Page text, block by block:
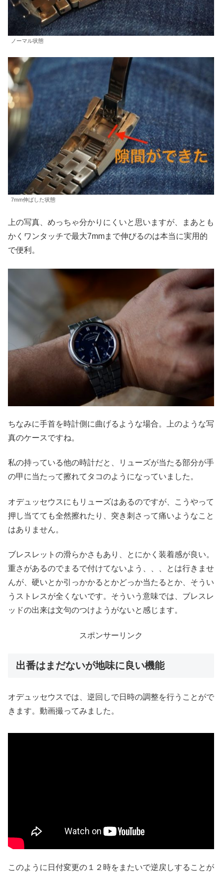
ノーマル状態
7mm伸ばした状態
上の写真、めっちゃ分かりにくいと思いますが、まあとも
かくワンタッチで最大7mmまで伸びるのは本当に実用的
で便利。
ちなみに手首を時計側に曲げるような場合。上のような写
真のケースですね。
私の持っている他の時計だと、リューズが当たる部分が手
の甲に当たって擦れてタコのようになっていました。
オデュッセウスにもリューズはあるのですが、こうやって
押し当てても全然擦れたり、突き刺さって痛いようなこと
はありません。
ブレスレットの滑らかさもあり、とにかく装着感が良い。
重さがあるのでまるで付けてないよう、、、とは行きませ
んが、硬いとか引っかかるとかどっか当たるとか、そうい
うストレスが全くないです。そういう意味では、ブレスレ
ッドの出来は文句のつけようがないと感じます。
スポンサーリンク
出番はまだないが地味に良い機能
オデュッセウスでは、逆回しで日時の調整を行うことがで
きます。動画撮ってみました。
このように日付変更の１２時をまたいで逆戻しすることが